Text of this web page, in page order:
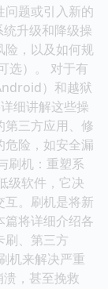
问题或引入新的
升级和降级操
险，以及如何规
选）。 对于有
）和越狱
细讲解这些操
第三方应用、修
危险，如安全漏
刷机：重塑系
级软件，它决
互。刷机是将新
篇将详细介绍各
刷、第三方
机来解决严重
，甚至挽救